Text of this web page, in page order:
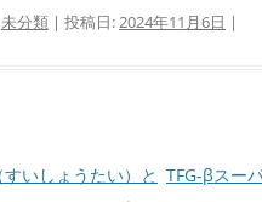
未分類 | 投稿日:2024年11月6日 |
いしょうたい）と TFG-βスー